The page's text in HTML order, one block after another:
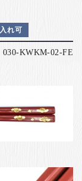
れ可
030-KWKM-02-FE